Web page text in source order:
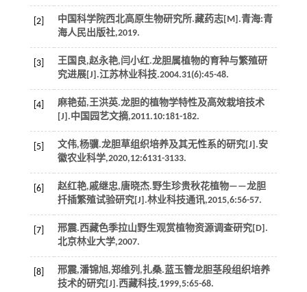
[2] 中国科学院西北高原生物研究所.藏药志[M].青海:青
海人民出版社,2019.
[3]
王国良,赵永艳,闫小红.龙胆属植物的育种与繁殖研
究进展[J].江苏林业科技.2004.31(6):45-48.
[4]
麻艳茹,王洪英.龙胆的植物学特性及高效栽培技术
[J].中国园艺文摘,2011.10:181-182.
[5] 文伟,杨骥.龙胆草组织培养及其无性系的研究[J].安
徽农业科学,2020,12:6131-3133.
[6]
赵红艳,戚继忠,唐晓杰.野生珍贵秋花植物——龙胆
扦插繁殖试验研究[J].林业科技通讯,2015,6:56-57.
[7]
邢震.西藏色季拉山野生观赏植物资源调查研究[D].
北京林业大学,2007.
[8]
邢震,潘锦旭,郑维列,扎桑.蓝玉簪龙胆茎段组织培养
技术的研究[J].西藏科技,1999,5:65-68.